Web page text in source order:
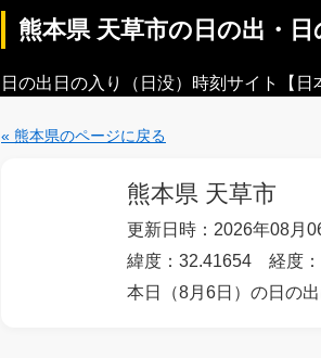
熊本県 天草市の日の出・
日の出日の入り（日没）時刻サイト【日
« 熊本県のページに戻る
熊本県 天草市
更新日時：2026年08月
緯度：32.41654 経度
本日（8月6日）の日の